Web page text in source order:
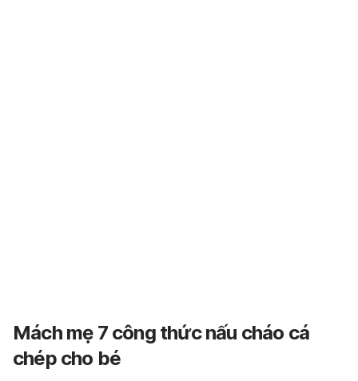
Mách mẹ 7 công thức nấu cháo cá
chép cho bé